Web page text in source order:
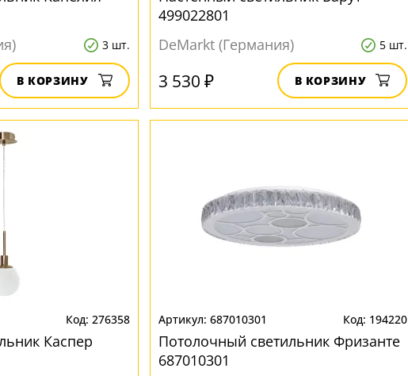
3 шт.
В КОРЗИНУ
499022801
DeMarkt (Германия)
5 шт.
3 530 ₽ В КОРЗИНУ
276358
Каспер
687010301 194220
Потолочный светильник Фризанте
687010301